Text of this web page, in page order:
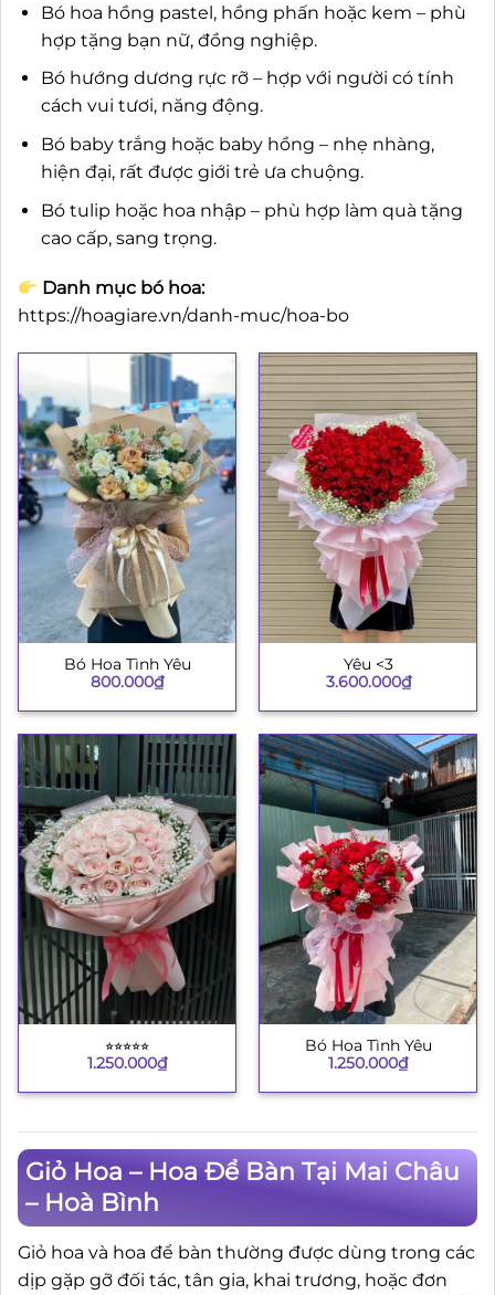
Bó hoa hồng pastel, hồng phấn hoặc kem – phù
hợp tặng bạn nữ, đồng nghiệp.
Bó hướng dương rực rỡ – hợp với người có tính
cách vui tươi, năng động.
Bó baby trắng hoặc baby hồng – nhẹ nhàng,
hiện đại, rất được giới trẻ ưa chuộng.
Bó tulip hoặc hoa nhập – phù hợp làm quà tặng
cao cấp, sang trọng.
Danh mục bó hoa:
https://hoagiare.vn/danh-muc/hoa-bo
Bó Hoa Tình Yêu
800.000₫
Yêu <3
3.600.000₫
⭐︎⭐︎⭐︎⭐︎⭐︎
1.250.000₫
Bó Hoa Tình Yêu
1.250.000₫
Giỏ Hoa – Hoa Để Bàn Tại Mai Châu
– Hoà Bình
Giỏ hoa và hoa để bàn thường được dùng trong các
dịp gặp gỡ đối tác, tân gia, khai trương, hoặc đơn